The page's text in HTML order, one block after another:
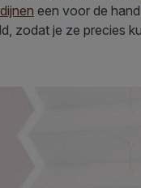
een voor de
zodat je ze precies